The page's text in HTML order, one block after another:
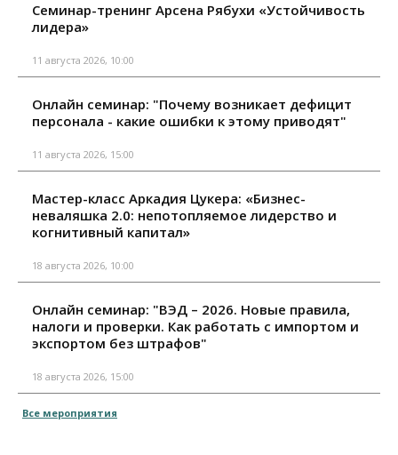
Семинар-тренинг Арсена Рябухи «Устойчивость
лидера»
11 августа 2026, 10:00
Онлайн семинар: "Почему возникает дефицит
персонала - какие ошибки к этому приводят"
11 августа 2026, 15:00
Мастер-класс Аркадия Цукера: «Бизнес-
неваляшка 2.0: непотопляемое лидерство и
когнитивный капитал»
18 августа 2026, 10:00
Онлайн семинар: "ВЭД – 2026. Новые правила,
налоги и проверки. Как работать с импортом и
экспортом без штрафов"
18 августа 2026, 15:00
Все мероприятия